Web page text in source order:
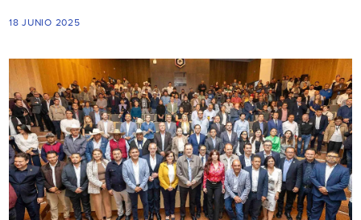
18 JUNIO 2025